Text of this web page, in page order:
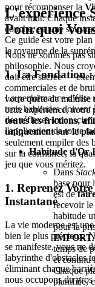
pour récompenser la
avant tout. Chaque
couche, est une
Ce guide est votre
le royaume de la
1. La Fondation
La performance d'élite
trois habitudes doivent
des réflexes
l'application de toute
Habitude d'Or
Dans
base pour
est de
recevoir le
habitude
pour la
temps de
et continu
Chaque
planifiée,
L'expérience
Pourquoi
Nous ne sommes pas
philosophie. Nous
doit être sacrée —
commerciales et de
votre quête de maîtrise
cette expérience, notre
toutes les frictions,
uniquement sur le
seulement empiler des
sur la confiance, la
jeu que vous méritez.
1. Reprenez
Instantané
La vie moderne est
bien le plus précieux.
se manifeste, vous ne
labyrinthe d'obstacles
éliminant chaque
nous occupons du